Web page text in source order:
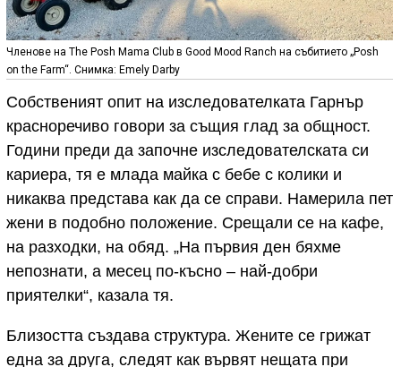
Членове на The Posh Mama Club в Good Mood Ranch на събитието „Posh
on the Farm“. Снимка: Emely Darby
Собственият опит на изследователката Гарнър
красноречиво говори за същия глад за общност.
Години преди да започне изследователската си
кариера, тя е млада майка с бебе с колики и
никаква представа как да се справи. Намерила пет
жени в подобно положение. Срещали се на кафе,
на разходки, на обяд. „На първия ден бяхме
непознати, а месец по-късно – най-добри
приятелки“, казала тя.
Близостта създава структура. Жените се грижат
една за друга, следят как вървят нещата при